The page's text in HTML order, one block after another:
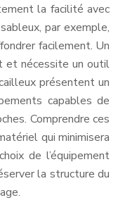
la facilité avec
par exemple,
facilement. Un
et nécessite un outil
présentent un
capables de
Comprendre ces
qui minimisera
de l’équipement
la structure du